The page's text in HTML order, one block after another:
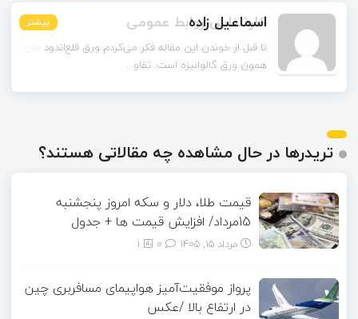
بیشتر اسماعیل زاده بیشتر
تا قبل از خوندن این مقاله فکر می‌کردم ورق قلع‌اندود
همون ورق گالوانیزه است. تفاو...
بیشتر
بیشتر
بیشتر
بیشتر
تریدرها در حال مشاهده چه مقالاتی هستند؟
قیمت طلا، دلار و سکه امروز پنجشنبه
15مرداد/ افزایش قیمت ها + جدول
مرداد ۱۵, ۱۴۰۵ 1
پرواز موفقیت‌آمیز هواپیمای مسافربری چین
در ارتفاع بالا /عکس